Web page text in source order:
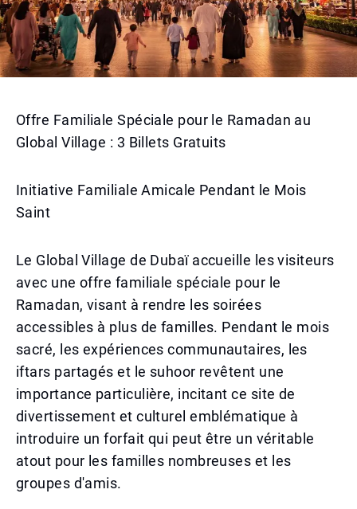
Offre Familiale Spéciale pour le Ramadan au
Global Village : 3 Billets Gratuits
Initiative Familiale Amicale Pendant le Mois
Saint
Le Global Village de Dubaï accueille les visiteurs
avec une offre familiale spéciale pour le
Ramadan, visant à rendre les soirées
accessibles à plus de familles. Pendant le mois
sacré, les expériences communautaires, les
iftars partagés et le suhoor revêtent une
importance particulière, incitant ce site de
divertissement et culturel emblématique à
introduire un forfait qui peut être un véritable
atout pour les familles nombreuses et les
groupes d'amis.